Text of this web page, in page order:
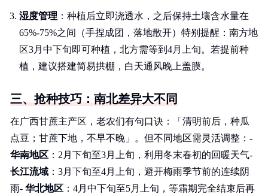
湿度管理 ：种植后立即浇透水，之后保持土壤含水量在
65%-75%之间（手捏成团，落地散开）特别提醒：南方地
区3月中下旬即可种植，北方需等到4月上旬。若提前种
植，建议搭建简易拱棚，白天通风晚上盖膜。
三、抢种技巧：南北差异大不同
在广西甘蔗主产区，老农们有句口诀：「清明前后，种瓜
点豆；甘蔗下地，不早不晚」。但不同地区需灵活调整：-
华南地区 ：2月下旬至3月上旬，利用冬末春初的回暖天气-
长江流域 ：3月下旬至4月上旬，避开梅雨季节前的连续阴
雨- 华北地区 ：4月中下旬至5月上旬，等霜期完全结束后再